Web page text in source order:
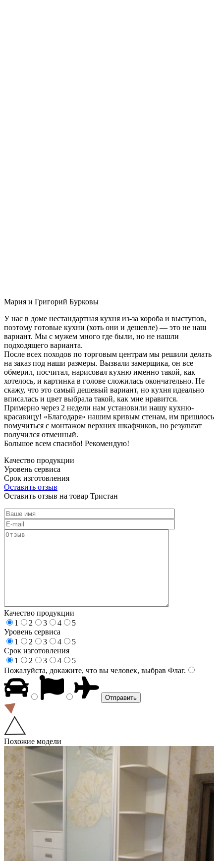
Мария и Григорий Бурковы
У нас в доме нестандартная кухня из-за короба и выступов,
поэтому готовые кухни (хоть они и дешевле) — это не наш
вариант. Мы с мужем много где были, но не нашли
подходящего варианта.
После всех походов по торговым центрам мы решили делать
на заказ под наши размеры. Вызвали замерщика, он все
обмерил, посчитал, нарисовал кухню именно такой, как
хотелось, и картинка в голове сложилась окончательно. Не
скажу, что это самый дешевый вариант, но кухня идеально
вписалась и цвет выбрала такой, как мне нравится.
Примерно через 2 недели нам установили нашу кухню-
красавицу! «Благодаря» нашим кривым стенам, им пришлось
помучиться с монтажом верхних шкафчиков, но результат
получился отменный.
Большое всем спасибо! Рекомендую!
Качество продукции
Уровень сервиса
Срок изготовления
Оставить отзыв
Оставить отзыв на товар Тристан
Качество продукции
1
2 3 4
5
Уровень сервиса
1
2 3 4
5
Срок изготовления
1
2 3 4
5
Пожалуйста, докажите, что вы человек, выбрав Флаг.
Похожие модели